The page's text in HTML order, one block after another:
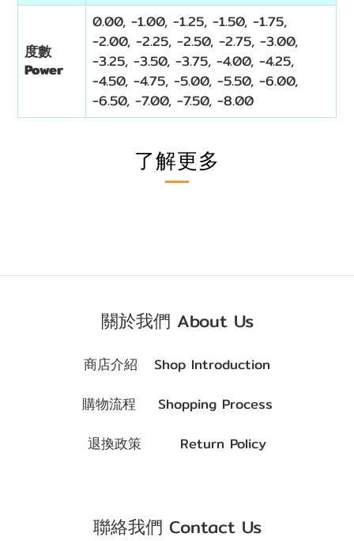
度數
Power
0.00, -1.00, -1.25, -1.50, -1.75,
-2.00, -2.25, -2.50, -2.75, -3.00,
-3.25, -3.50, -3.75, -4.00, -4.25,
-4.50, -4.75, -5.00, -5.50, -6.00,
-6.50, -7.00, -7.50, -8.00
了解更多
關於我們 About Us
商店介紹 Shop Introduction
購物流程 Shopping Process
退換政策 Return Policy
聯絡我們 Contact Us